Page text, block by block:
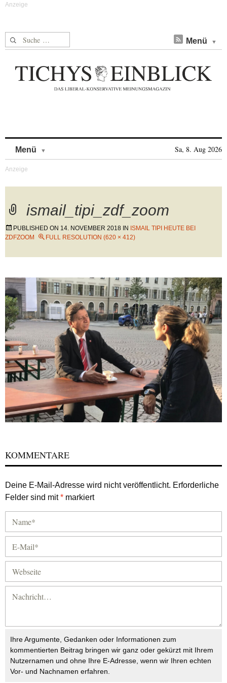
Suche nach: Menü
Menü Sa, 8. Aug 2026
ismail_tipi_zdf_zoom
PUBLISHED ON 14. NOVEMBER 2018 IN ISMAIL TIPI HEUTE BEI
ZDFZOOM
FULL RESOLUTION (620 × 412)
KOMMENTARE
Deine E-Mail-Adresse wird nicht veröffentlicht. Erforderliche
Felder sind mit* markiert
Ihre Argumente, Gedanken oder Informationen zum
kommentierten Beitrag bringen wir ganz oder gekürzt mit Ihrem
Nutzernamen und ohne Ihre E-Adresse, wenn wir Ihren echten
Vor- und Nachnamen erfahren.